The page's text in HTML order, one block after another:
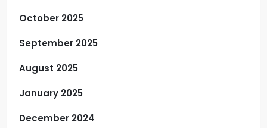
October 2025
September 2025
August 2025
January 2025
December 2024